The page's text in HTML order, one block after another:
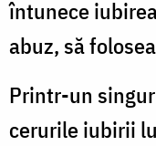
întunece
abuz, să
Printr-un
cerurile iubirii